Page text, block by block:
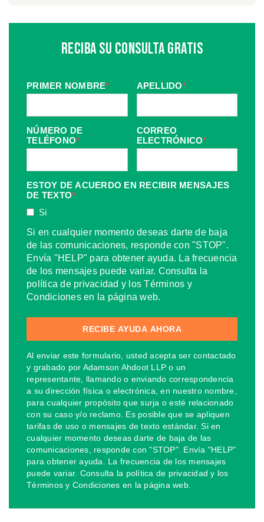
Reciba Su Consulta Gratis
PRIMER NOMBRE* APELLIDO*
NÚMERO DE
TELÉFONO*
CORREO
ELECTRÓNICO*
ESTOY DE ACUERDO EN RECIBIR MENSAJES
DE TEXTO*
Si
Si en cualquier momento deseas darte de baja
de las comunicaciones, responde con "STOP".
Envía "HELP" para obtener ayuda. La frecuencia
de los mensajes puede variar. Consulta la
política de privacidad y los Términos y
Condiciones en la página web.
Al enviar este formulario, usted acepta ser contactado
y grabado por Adamson Ahdoot LLP o un
representante, llamando o enviando correspondencia
a su dirección física o electrónica, en nuestro nombre,
para cualquier propósito que surja o esté relacionado
con su caso y/o reclamo. Es posible que se apliquen
tarifas de uso o mensajes de texto estándar. Si en
cualquier momento deseas darte de baja de las
comunicaciones, responde con "STOP". Envía "HELP"
para obtener ayuda. La frecuencia de los mensajes
puede variar. Consulta la política de privacidad y los
Términos y Condiciones en la página web.